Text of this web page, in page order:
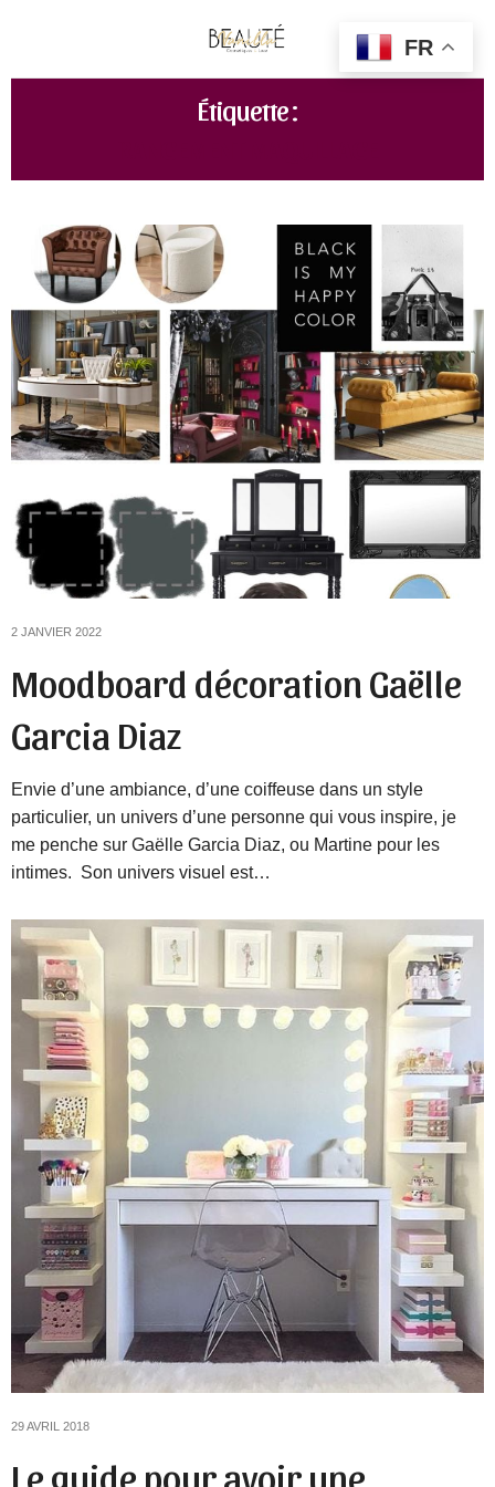
Étiquette :
2 JANVIER 2022
Moodboard décoration Gaëlle
Garcia Diaz
Envie d’une ambiance, d’une coiffeuse dans un style
particulier, un univers d’une personne qui vous inspire, je
me penche sur Gaëlle Garcia Diaz, ou Martine pour les
intimes. Son univers visuel est…
29 AVRIL 2018
Le guide pour avoir une
FR